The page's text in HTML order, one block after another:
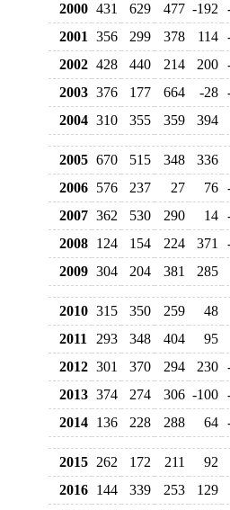
2000 431 629 477 -192
2001
356 299 378 114
2002 428 440 214 200
2003 376 177 664 -28
2004 310 355 359 394
2005 670 515 348
336
2006 576 237 27 76
2007 362 530 290 14
2008 124 154 224 371
2009 304 204 381 285
2010 315 350 259
48
2011
293 348 404
95
2012 301 370 294 230
2013 374 274 306 -100
2014 136 228 288 64
2015 262 172 211
92
2016 144 339 253
129